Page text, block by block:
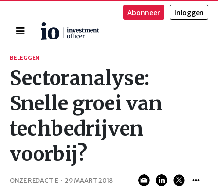
Home
Abonneer Inloggen
Zoeken
BELEGGEN
Sectoranalyse:
Snelle groei van
techbedrijven
voorbij?
ONZE REDACTIE · 29 MAART 2018